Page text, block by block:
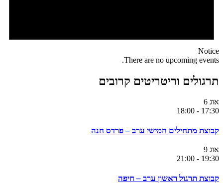
Notice
There are no upcoming events.
תרגולים וריטריטים קרובים
אוג 6
17:30
-
18:00
קבוצת מתחילים חמישי ערב – פרדס חנה
אוג 9
19:30
-
21:00
קבוצת תרגול ראשון ערב – חיפה